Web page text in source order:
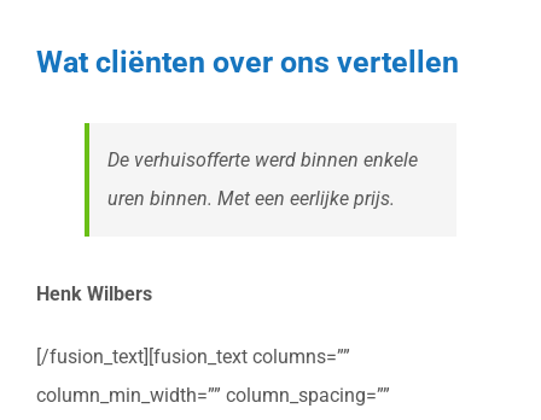
Wat cliënten over ons vertellen
De verhuisofferte werd binnen enkele
uren binnen. Met een eerlijke prijs.
Henk Wilbers
[/fusion_text][fusion_text columns=””
column_min_width=”” column_spacing=””